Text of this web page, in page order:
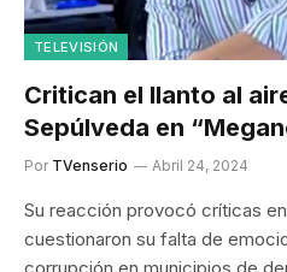
TELEVISIÓN
Critican el llanto al
Sepúlveda en
Por TVenserio Abril 24, 2024
Su reacción provocó críticas
cuestionaron su falta de
corrupción en municipios de